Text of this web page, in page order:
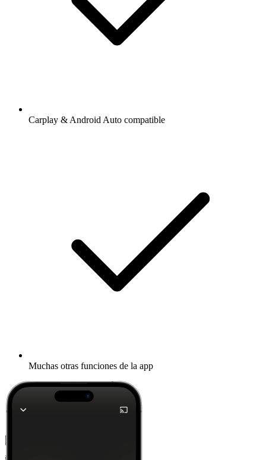
Carplay & Android Auto compatible
Muchas otras funciones de la app